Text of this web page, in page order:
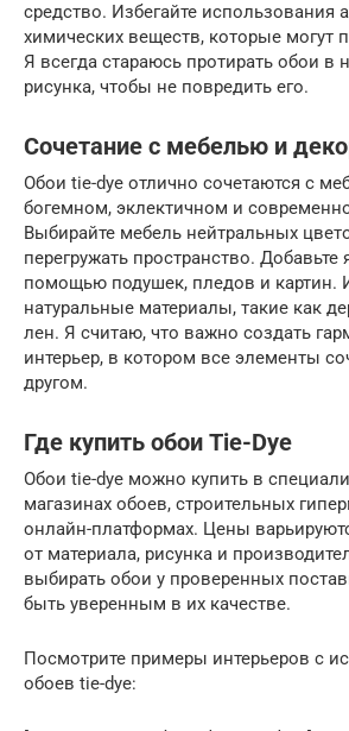
средство. Избегайте использования
химических веществ, которые могут
Я всегда стараюсь протирать обои в
рисунка, чтобы не повредить его.
Сочетание с мебелью и
Обои tie-dye отлично сочетаются с
богемном, эклектичном и
Выбирайте мебель нейтральных
перегружать пространство. Добавьте
помощью подушек, пледов и картин.
натуральные материалы, такие как
лен. Я считаю, что важно создать
интерьер, в котором все элементы
другом.
Где купить обои Tie-Dye
Обои tie-dye можно купить в
магазинах обоев, строительных
онлайн-платформах. Цены
от материала, рисунка и
выбирать обои у проверенных
быть уверенным в их качестве.
Посмотрите примеры интерьеров с
обоев tie-dye: